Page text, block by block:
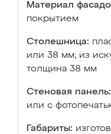
Материал
покрытием
Столешница:
или 38 мм; из
толщина 38 мм
Стеновая панель:
или с
Габариты: